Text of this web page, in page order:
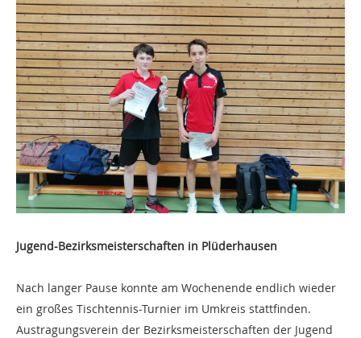
Jugend-Bezirksmeisterschaften in Plüderhausen
Nach langer Pause konnte am Wochenende endlich wieder
ein großes Tischtennis-Turnier im Umkreis stattfinden.
Austragungsverein der Bezirksmeisterschaften der Jugend